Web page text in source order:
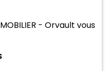
- Orvault vous